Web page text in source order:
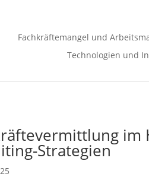
Fachkräftemangel und
Technologien und
im
Strategien